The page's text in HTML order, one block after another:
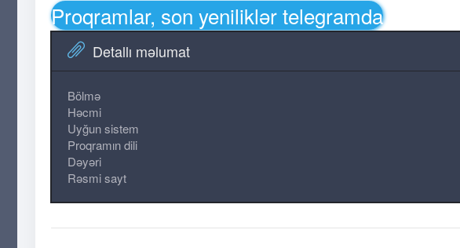
Proqramlar, son yeniliklər telegramda
Detallı məlumat
Bölmə
Həcmi
Uyğun sistem
Proqramın dili
Dəyəri
Rəsmi sayt